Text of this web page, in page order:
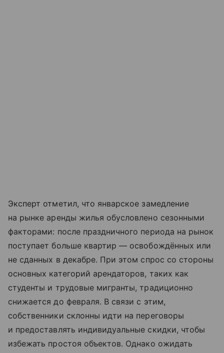
Эксперт отметил, что январское замедление
на рынке аренды жилья обусловлено сезонными
факторами: после праздничного периода на рынок
поступает больше квартир — освобождённых или
не сданных в декабре. При этом спрос со стороны
основных категорий арендаторов, таких как
студенты и трудовые мигранты, традиционно
снижается до февраля. В связи с этим,
собственники склонны идти на переговоры
и предоставлять индивидуальные скидки, чтобы
избежать простоя объектов. Однако ожидать